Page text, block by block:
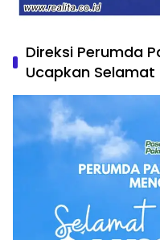
Direksi Perumda
Ucapkan Selamat